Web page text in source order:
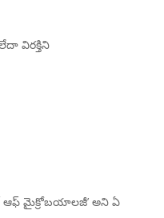
విరక్తిని
ఆఫ్ మైక్రోబయాలజీ’ అని ఏ